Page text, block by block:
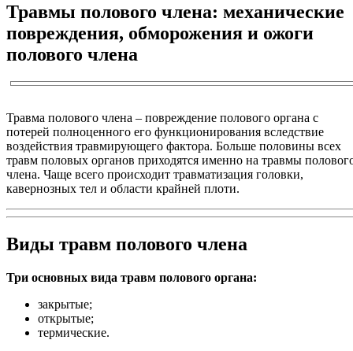
Травмы полового члена: механические
повреждения, обморожения и ожоги
полового члена
Травма полового члена – повреждение полового органа с
потерей полноценного его функционирования вследствие
воздействия травмирующего фактора. Больше половины всех
травм половых органов приходятся именно на травмы
члена. Чаще всего происходит травматизация головки,
кавернозных тел и области крайней плоти.
Виды травм полового члена
Три основных вида травм полового органа:
закрытые;
открытые;
термические.